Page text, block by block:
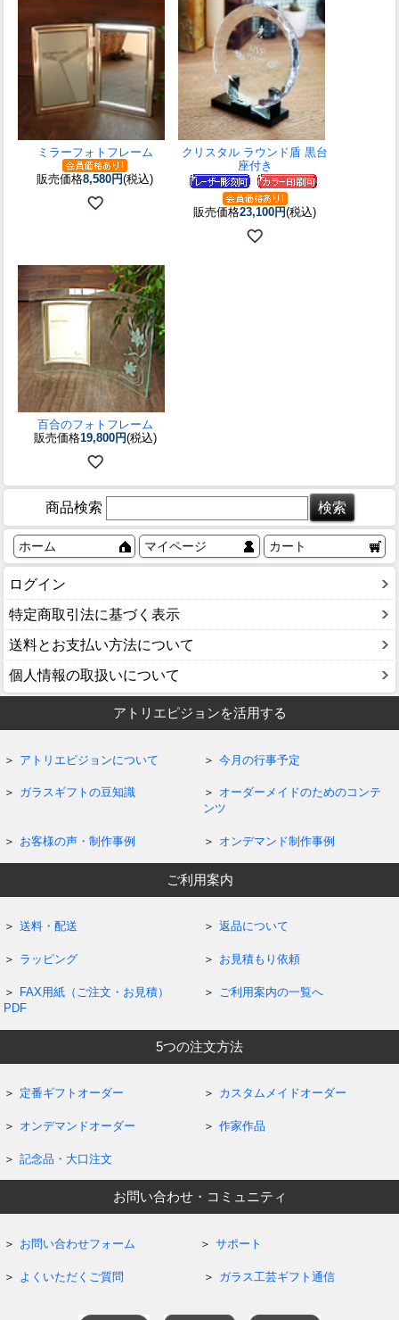
ミラーフォトフレーム
販売価格8,580円(税込)
クリスタル ラウンド盾 黒台
座付き
販売価格23,100円(税込)
百合のフォトフレーム
販売価格19,800円(税込)
商品検索
ホーム マイページ カート
ログイン
特定商取引法に基づく表示
送料とお支払い方法について
個人情報の取扱いについて
アトリエピジョンを活用する
アトリエピジョンについて 今月の行事予定
ガラスギフトの豆知識
オーダーメイドのためのコンテ
ンツ
お客様の声・制作事例 オンデマンド制作事例
ご利用案内
送料・配送 返品について
ラッピング お見積もり依頼
FAX用紙（ご注文・お見積）
PDF
ご利用案内の一覧へ
5つの注文方法
定番ギフトオーダー カスタムメイドオーダー
オンデマンドオーダー 作家作品
記念品・大口注文
お問い合わせ・コミュニティ
お問い合わせフォーム サポート
よくいただくご質問 ガラス工芸ギフト通信